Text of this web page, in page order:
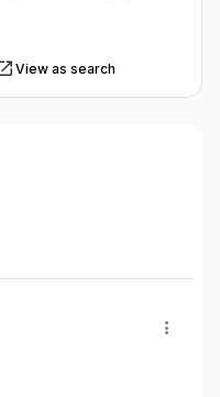
View as search